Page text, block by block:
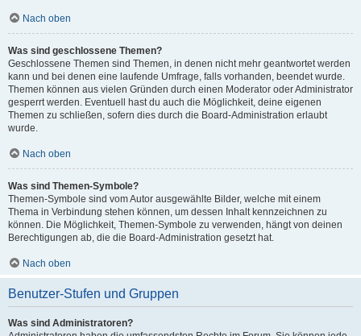
Nach oben
Was sind geschlossene Themen?
Geschlossene Themen sind Themen, in denen nicht mehr geantwortet werden
kann und bei denen eine laufende Umfrage, falls vorhanden, beendet wurde.
Themen können aus vielen Gründen durch einen Moderator oder Administrator
gesperrt werden. Eventuell hast du auch die Möglichkeit, deine eigenen
Themen zu schließen, sofern dies durch die Board-Administration erlaubt
wurde.
Nach oben
Was sind Themen-Symbole?
Themen-Symbole sind vom Autor ausgewählte Bilder, welche mit einem
Thema in Verbindung stehen können, um dessen Inhalt kennzeichnen zu
können. Die Möglichkeit, Themen-Symbole zu verwenden, hängt von deinen
Berechtigungen ab, die die Board-Administration gesetzt hat.
Nach oben
Benutzer-Stufen und Gruppen
Was sind Administratoren?